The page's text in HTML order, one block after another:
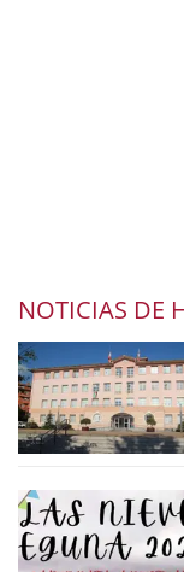
NOTICIAS DE